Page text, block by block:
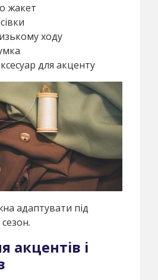
жакет
ходу
для акценту
адаптувати під
акцентів і